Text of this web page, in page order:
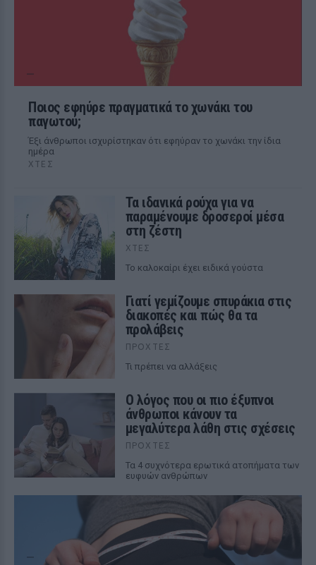
Ποιος εφηύρε πραγματικά το χωνάκι του
παγωτού;
Έξι άνθρωποι ισχυρίστηκαν ότι εφηύραν το χωνάκι την ίδια
ημέρα
ΧΤΕΣ
Τα ιδανικά ρούχα για να
παραμένουμε δροσεροί μέσα
στη ζέστη
ΧΤΕΣ
To καλοκαίρι έχει ειδικά γούστα
Γιατί γεμίζουμε σπυράκια στις
διακοπές και πώς θα τα
προλάβεις
ΠΡΟΧΤΈΣ
Τι πρέπει να αλλάξεις
Ο λόγος που οι πιο έξυπνοι
άνθρωποι κάνουν τα
μεγαλύτερα λάθη στις σχέσεις
ΠΡΟΧΤΈΣ
Τα 4 συχνότερα ερωτικά ατοπήματα των
ευφυών ανθρώπων